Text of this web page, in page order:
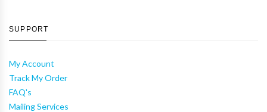
SUPPORT
My Account
Track My Order
FAQ's
Mailing Services